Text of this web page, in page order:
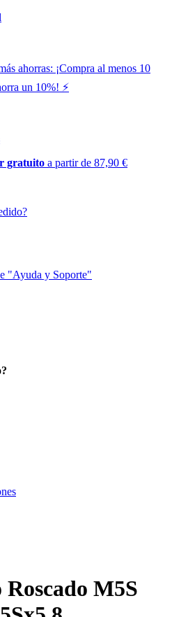
ahorras: ¡Compra al menos 10
un 10%! ⚡️
gratuito a partir de 87,90 €
"Ayuda y Soporte"
M5S